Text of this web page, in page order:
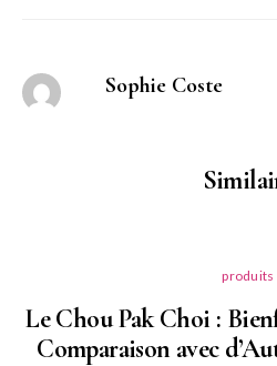
Sophie Coste
produits
Le Chou Pak Choi :
Comparaison avec